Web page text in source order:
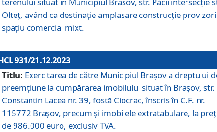
terenului situat în Municipiul Brașov, str. Păcii intersecție
Olteț, având ca destinație amplasare construcție
spațiu comercial mixt.
931/21.12.2023
Titlu: Exercitarea de către Municipiul Brașov a dreptului
preemțiune la cumpărarea imobilului situat în Brașov, str.
Constantin Lacea nr. 39, fostă Ciocrac, înscris în C.F. nr.
115772 Brașov, precum și imobilele extratabulare, la
de 986.000 euro, exclusiv TVA.